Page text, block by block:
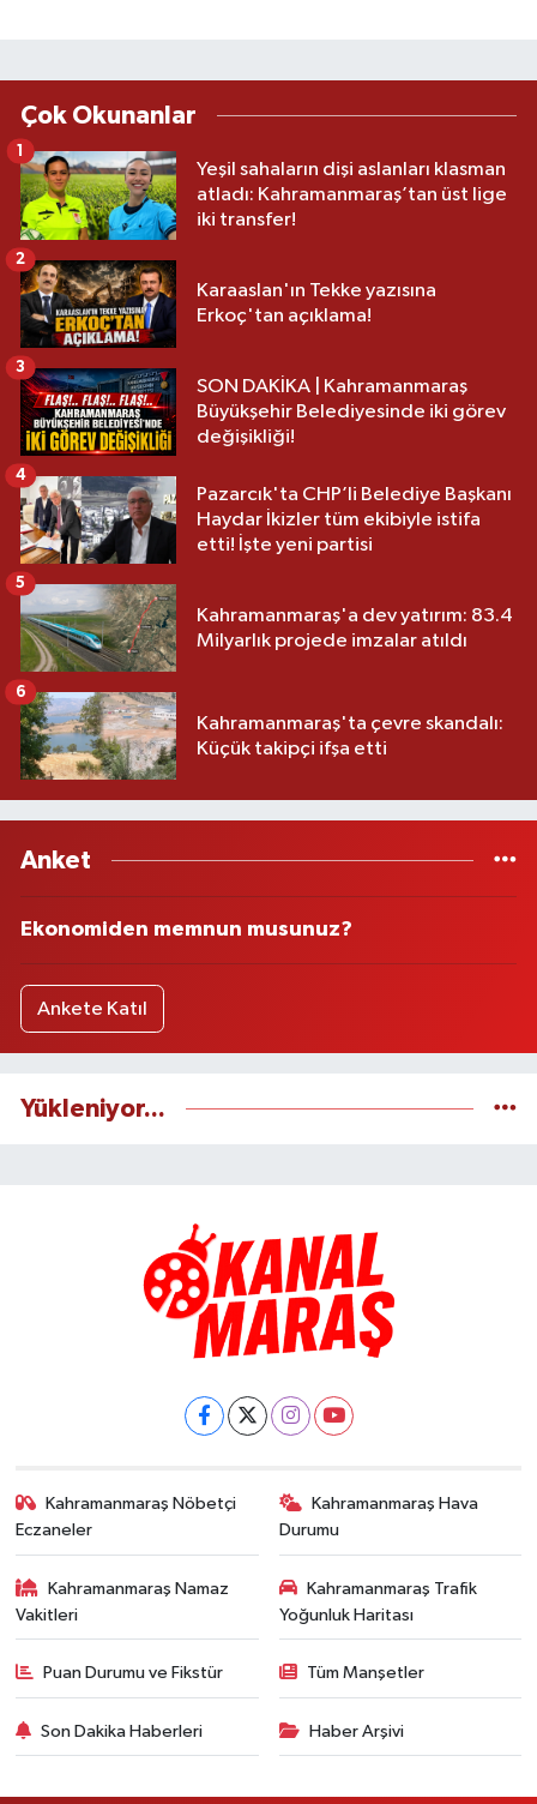
Çok Okunanlar
Yeşil sahaların dişi aslanları klasman
atladı: Kahramanmaraş’tan üst lige
iki transfer!
1
Karaaslan'ın Tekke yazısına
Erkoç'tan açıklama!
2
SON DAKİKA | Kahramanmaraş
Büyükşehir Belediyesinde iki görev
değişikliği!
3
Pazarcık'ta CHP’li Belediye Başkanı
Haydar İkizler tüm ekibiyle istifa
etti! İşte yeni partisi
4
Kahramanmaraş'a dev yatırım: 83.4
Milyarlık projede imzalar atıldı
5
Kahramanmaraş'ta çevre skandalı:
Küçük takipçi ifşa etti
6
Anket
Ekonomiden memnun musunuz?
Ankete Katıl
Yükleniyor...
Kahramanmaraş Nöbetçi
Eczaneler
Kahramanmaraş Hava
Durumu
Kahramanmaraş Namaz
Vakitleri
Kahramanmaraş Trafik
Yoğunluk Haritası
Puan Durumu ve Fikstür Tüm Manşetler
Son Dakika Haberleri Haber Arşivi